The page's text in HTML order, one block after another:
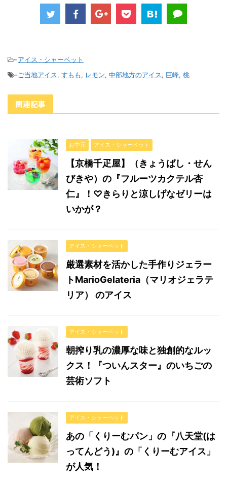
-アイス・シャーベット
- ご当地アイス, すもも, レモン, 中部地方のアイス, 巨峰, 桃
関連記事
お中元 アイス・シャーベット
【京橋千疋屋】（きょうばし・せん
びきや）の『フルーツカクテル杏
仁』！♡きらりと涼しげなゼリーは
いかが？
アイス・シャーベット
厳選素材を活かした手作りジェラー
トMarioGelateria（マリオジェラテ
リア） のアイス
アイス・シャーベット
朝搾り乳の濃厚な味と独創的なルッ
クス！『ついんスター』のいちごの
芸術ソフト
アイス・シャーベット
あの「くりーむパン」の『八天堂(は
ってんどう)』の「くりーむアイス」
が人気！